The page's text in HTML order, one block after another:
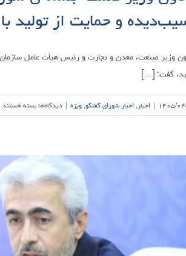
مواجه
کرده
و حمایت از تولید
وزیر صنعت، معدن و تجارت و رئیس هیأت عامل
گفت: [...]
۰۴/۲۹ | اخبار,اخبار شورای گفتگو,ویژه | دیدگاه‌هابرای
معاون
جلسه
شورای
گفتگوی
لرستان
: بازسازی
واحدهای
بسته هستند